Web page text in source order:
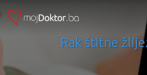
Rak štitne